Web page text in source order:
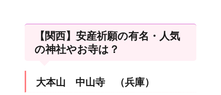
【関西】安産祈願の有名・人気
の神社やお寺は？
大本山 中山寺 （兵庫）